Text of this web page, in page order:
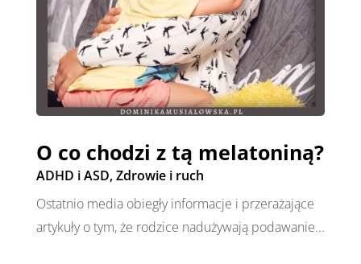
O co chodzi z tą melatoniną?
ADHD i ASD,Zdrowie i ruch
Ostatnio media obiegły informacje i przerażające
artykuły o tym, że rodzice nadużywają podawanie...